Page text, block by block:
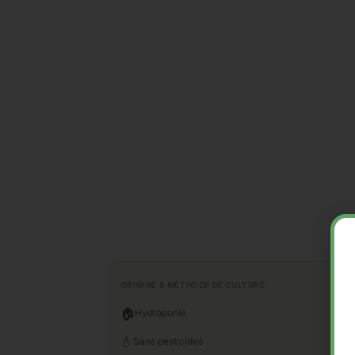
🏠 Hydroponie
💧 Sans pesticides